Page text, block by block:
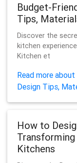
Budget-
Tips,
Discover the
kitchen
Kitchen et
Read more
Design Tips,
How to
Kitchens